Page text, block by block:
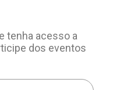
tenha acesso a
dos eventos